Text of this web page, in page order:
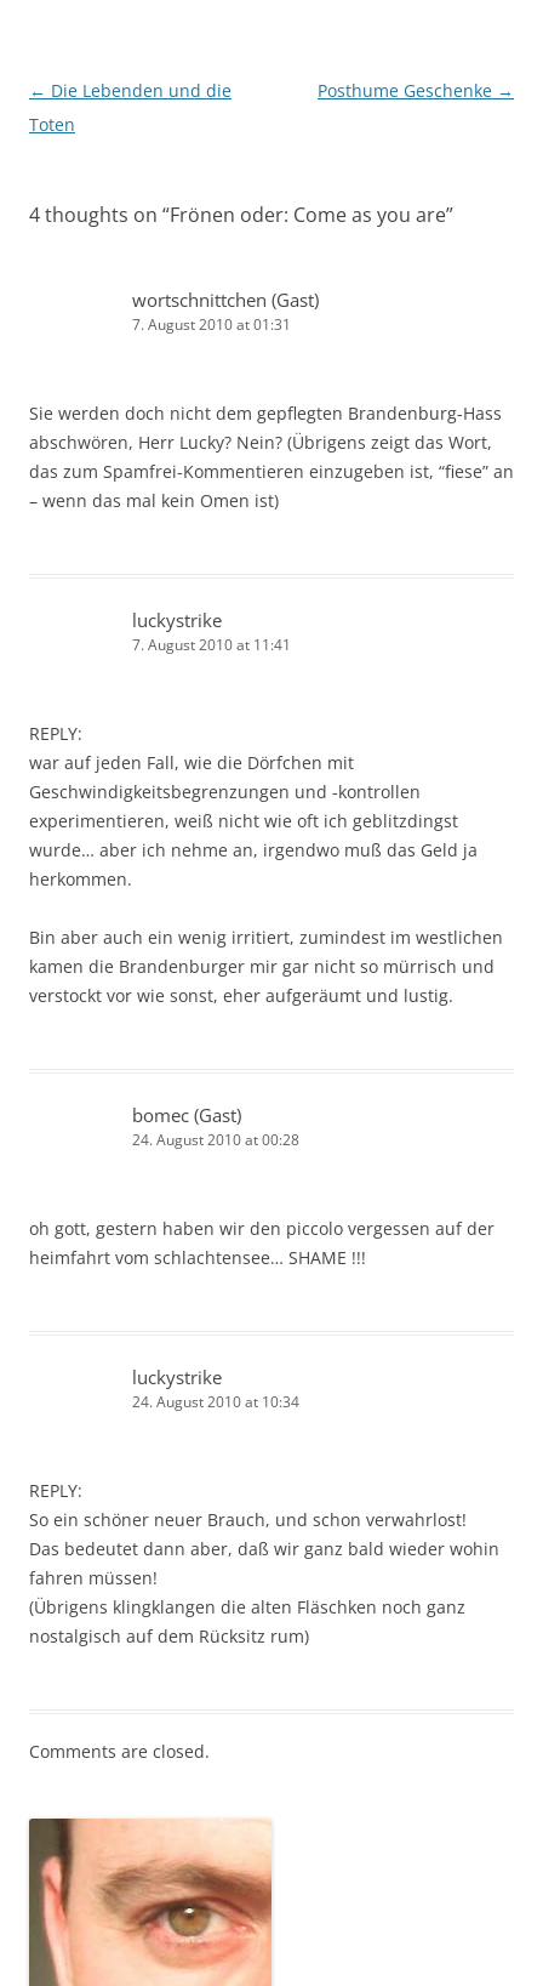
Post
navigation
← Die Lebenden und die
Toten
Posthume Geschenke →
4 thoughts on “Frönen oder: Come as you are”
wortschnittchen (Gast)
7. August 2010 at 01:31
Sie werden doch nicht dem gepflegten Brandenburg-Hass
abschwören, Herr Lucky? Nein? (Übrigens zeigt das Wort,
das zum Spamfrei-Kommentieren einzugeben ist, “fiese” an
– wenn das mal kein Omen ist)
luckystrike
7. August 2010 at 11:41
REPLY:
war auf jeden Fall, wie die Dörfchen mit
Geschwindigkeitsbegrenzungen und -kontrollen
experimentieren, weiß nicht wie oft ich geblitzdingst
wurde… aber ich nehme an, irgendwo muß das Geld ja
herkommen.
Bin aber auch ein wenig irritiert, zumindest im westlichen
kamen die Brandenburger mir gar nicht so mürrisch und
verstockt vor wie sonst, eher aufgeräumt und lustig.
bomec (Gast)
24. August 2010 at 00:28
oh gott, gestern haben wir den piccolo vergessen auf der
heimfahrt vom schlachtensee… SHAME !!!
luckystrike
24. August 2010 at 10:34
REPLY:
So ein schöner neuer Brauch, und schon verwahrlost!
Das bedeutet dann aber, daß wir ganz bald wieder wohin
fahren müssen!
(Übrigens klingklangen die alten Fläschken noch ganz
nostalgisch auf dem Rücksitz rum)
Comments are closed.